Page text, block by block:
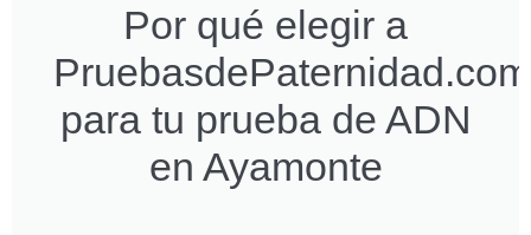
Por qué elegir a
PruebasdePaternidad.com
para tu prueba de ADN
en Ayamonte